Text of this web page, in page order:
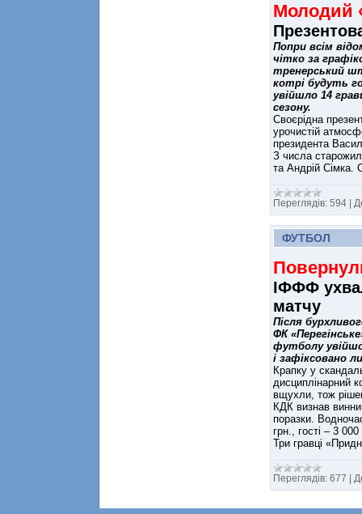
Молодий
Попри всім
чітко за
тренерський
котрі будуть
увійшло 14
сезону.
Своєрідна
урочистій
президента
З числа
та Андрій Сімка.
Переглядів: 594 |
ФУТБОЛ
ІФФФ
матчу
Після
ФК
футболу
і зафіксовано
Крапку у
дисциплінарний
вщухли, тож
КДК визнав
поразки.
грн., гості – 3
Три гравці
Переглядів: 677 |